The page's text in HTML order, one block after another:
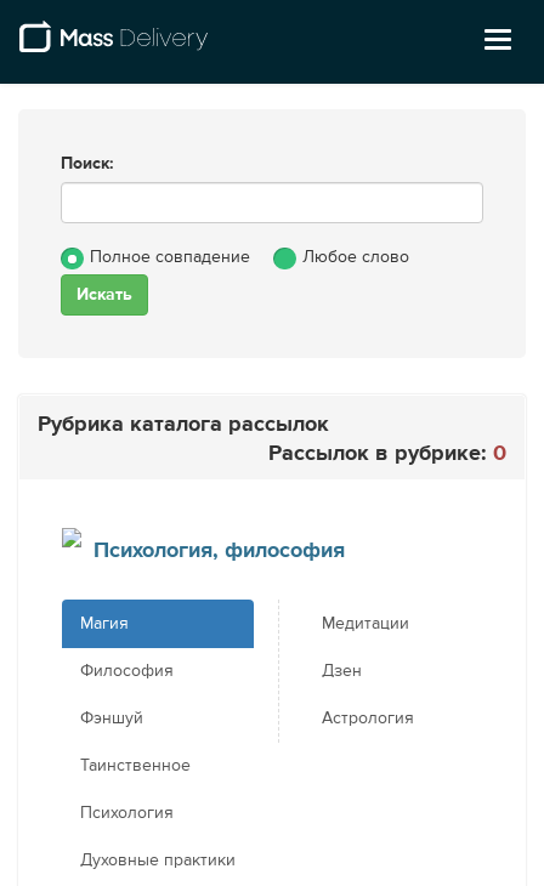
Поиск:
Полное совпадение Любое слово
Рубрика каталога рассылок
Рассылок в рубрике: 0
Психология, философия
Магия
Философия
Фэншуй
Таинственное
Психология
Духовные практики
Медитации
Дзен
Астрология